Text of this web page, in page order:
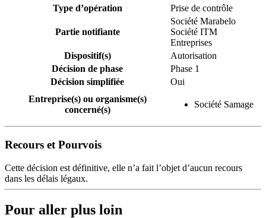
Type d’opération Prise de contrôle
Partie notifiante
Société Marabelo
Société ITM
Entreprises
Dispositif(s)
Autorisation
Décision de phase
Phase 1
Décision simplifiée
Oui
Entreprise(s) ou organisme(s)
concerné(s)
Société Samage
Recours et Pourvois
Cette décision est définitive, elle n’a fait l’objet d’aucun recours
dans les délais légaux.
Pour aller plus loin